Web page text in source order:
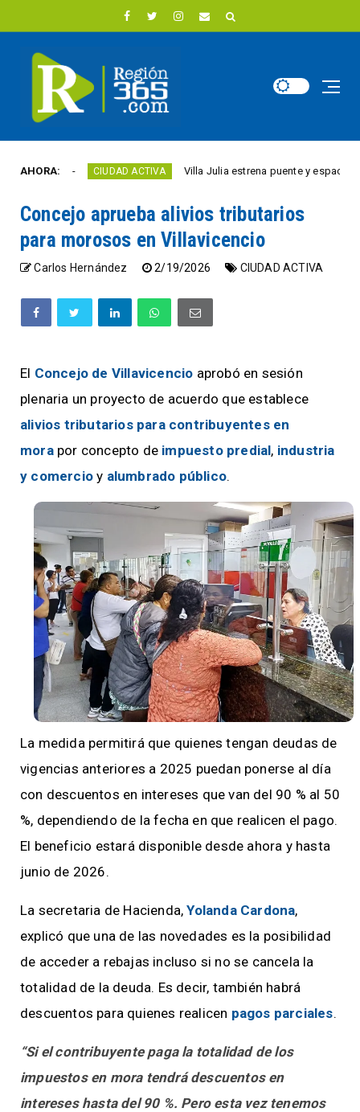
AHORA:CIUDAD ACTIVA Villa Julia estrena puente y espacios
Concejo aprueba alivios tributarios
para morosos en Villavicencio
Carlos Hernández 2/19/2026 CIUDAD ACTIVA
El Concejo de Villavicencio aprobó en sesión
plenaria un proyecto de acuerdo que establece
alivios tributarios para contribuyentes en
morapor concepto de impuesto predial, industria
y comercio y alumbrado público.
La medida permitirá que quienes tengan deudas de
vigencias anteriores a 2025 puedan ponerse al día
con descuentos en intereses que van del 90 % al 50
%, dependiendo de la fecha en que realicen el pago.
El beneficio estará disponible desde ahora y hasta
junio de 2026.
La secretaria de Hacienda,Yolanda Cardona,
explicó que una de las novedades es la posibilidad
de acceder a rebajas incluso si no se cancela la
totalidad de la deuda. Es decir, también habrá
descuentos para quienes realicen pagos parciales.
“Si el contribuyente paga la totalidad de los
impuestos en mora tendrá descuentos en
intereses hasta del 90 %. Pero esta vez tenemos